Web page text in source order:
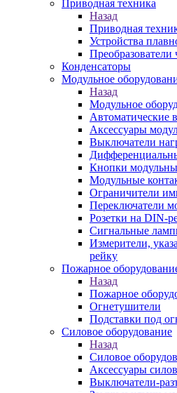
Приводная техника
Назад
Приводная
Устройства
Преобразователи
Конденсаторы
Модульное
Назад
Модульное
Автоматические
Аксессуары
Выключатели
Кнопки
Модульные
Ограничители
Переключатели
Розетки на DIN-
Сигнальные
Измерители,
рейку
Пожарное
Назад
Пожарное
Огнетушители
Подставки под
Силовое оборудование
Назад
Силовое
Аксессуары
Выключатели-